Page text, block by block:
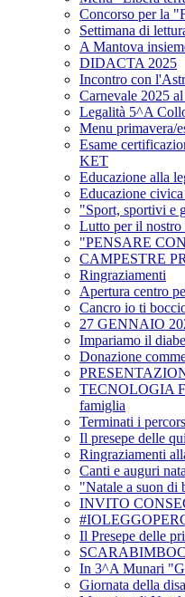
Concorso per la
Settimana di
A Mantova
DIDACTA 2025
Incontro con
Carnevale 2025
Legalità 5^A
Menu primavera/
Esame
KET
Educazione alla
Educazione
"Sport, sportivi e
Lutto per il nostro
"PENSARE
CAMPESTRE
Ringraziamenti
Apertura centro
Cancro io ti
27 GENNAIO
Impariamo il
Donazione
TECNOLOGIA
famiglia
Terminati i
Il presepe delle
Ringraziamenti
Canti e auguri
"Natale a suon di
INVITO
Il Presepe delle
In 3^A Munari
Giornata della